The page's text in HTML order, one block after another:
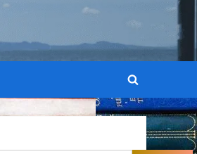
Toggle
search
form